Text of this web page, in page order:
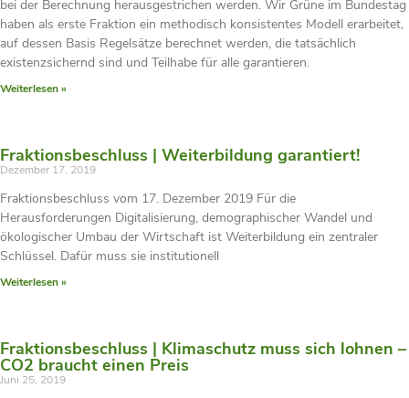
bei der Berechnung herausgestrichen werden. Wir Grüne im Bundestag
haben als erste Fraktion ein methodisch konsistentes Modell erarbeitet,
auf dessen Basis Regelsätze berechnet werden, die tatsächlich
existenzsichernd sind und Teilhabe für alle garantieren.
Weiterlesen »
Fraktionsbeschluss | Weiterbildung garantiert!
Dezember 17, 2019
Fraktionsbeschluss vom 17. Dezember 2019 Für die
Herausforderungen Digitalisierung, demographischer Wandel und
ökologischer Umbau der Wirtschaft ist Weiterbildung ein zentraler
Schlüssel. Dafür muss sie institutionell
Weiterlesen »
Fraktionsbeschluss | Klimaschutz muss sich lohnen –
CO2 braucht einen Preis
Juni 25, 2019